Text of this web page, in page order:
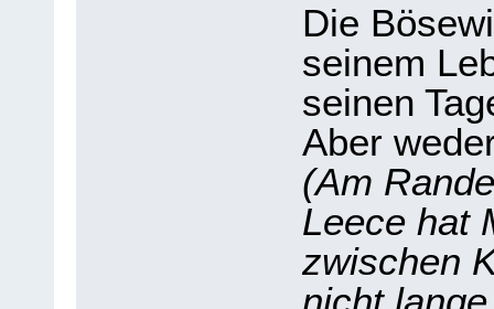
Die
seinem
seinen
Aber
(Am
Leece hat
zwischen